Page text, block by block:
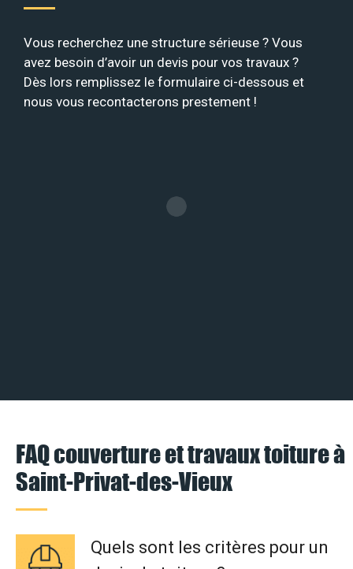
Vous recherchez une structure sérieuse ? Vous
avez besoin d’avoir un devis pour vos travaux ?
Dès lors remplissez le formulaire ci-dessous et
nous vous recontacterons prestement !
FAQ couverture et travaux toiture à
Saint-Privat-des-Vieux
Quels sont les critères pour un